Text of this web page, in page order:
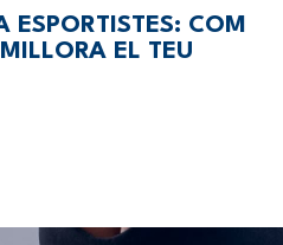
ESPORTISTES: COM
EL TEU